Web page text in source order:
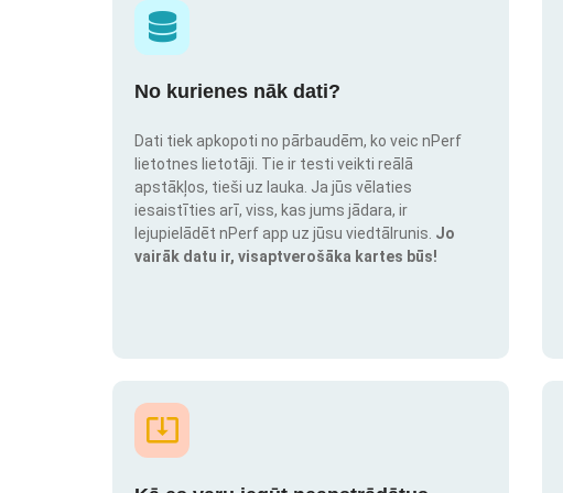
No kurienes nāk dati?
Dati tiek apkopoti no pārbaudēm, ko veic nPerf
lietotnes lietotāji. Tie ir testi veikti reālā
apstākļos, tieši uz lauka. Ja jūs vēlaties
iesaistīties arī, viss, kas jums jādara, ir
lejupielādēt nPerf app uz jūsu viedtālrunis. Jo
vairāk datu ir, visaptverošāka kartes būs!